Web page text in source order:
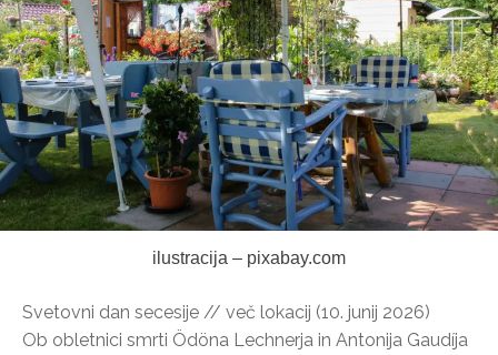
ilustracija – pixabay.com
Svetovni dan secesije // več lokacij (10. junij 2026)
Ob obletnici smrti Ödöna Lechnerja in Antonija Gaudíja